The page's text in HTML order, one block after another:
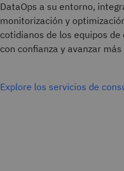
DataOps a su entorno,
monitorización y
cotidianos de los equipos
con confianza y avanzar
Explore los servicios de